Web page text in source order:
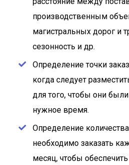
производственным
магистральных дорог и
сезонность и др.
Определение точки
когда следует
для того, чтобы они
нужное время.
Определение
необходимо заказать
месяц, чтобы